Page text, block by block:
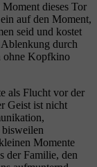
dieses Tor
auf den Moment,
seid und kostet
durch
ohne Kopfkino
als Flucht vor der
Geist ist nicht
Momente
der Familie, den